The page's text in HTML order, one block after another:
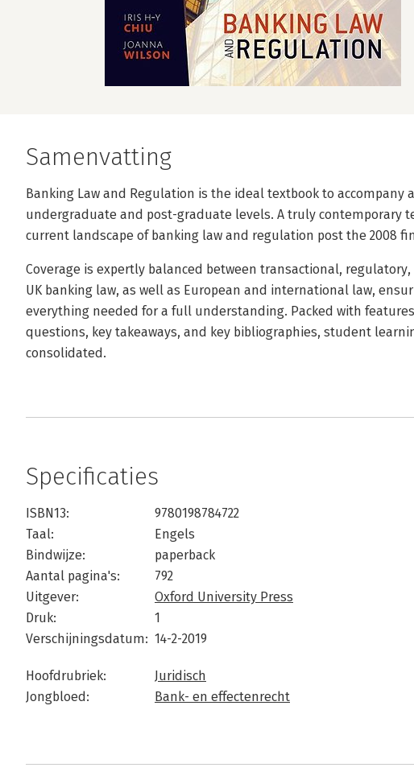
Samenvatting
Banking Law and Regulation is the ideal textbook to accompany
undergraduate and post-graduate levels. A truly contemporary
current landscape of banking law and regulation post the 2008
Coverage is expertly balanced between transactional,
UK banking law, as well as European and international law,
everything needed for a full understanding. Packed with
questions, key takeaways, and key bibliographies, student
consolidated.
Specificaties
ISBN13:
9780198784722
Taal:
Engels
Bindwijze:
paperback
Aantal pagina's:
792
Uitgever:
Oxford University Press
Druk:
1
Verschijningsdatum: 14-2-2019
Hoofdrubriek:
Juridisch
Jongbloed:
Bank- en effectenrecht